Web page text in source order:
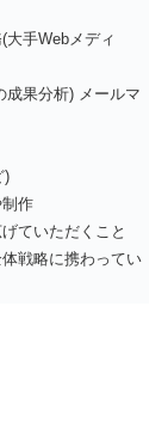
大手Webメディ
成果分析) メールマ
)
作
ていただくこと
戦略に携わってい